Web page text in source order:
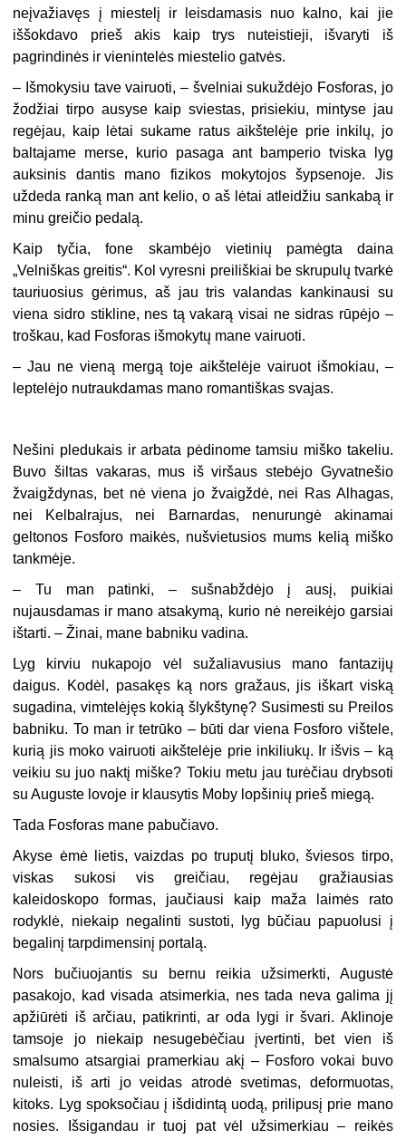
neįvažiavęs į miestelį ir leisdamasis nuo kalno, kai jie
iššokdavo prieš akis kaip trys nuteistieji, išvaryti iš
pagrindinės ir vienintelės miestelio gatvės.
– Išmokysiu tave vairuoti, – švelniai sukuždėjo Fosforas, jo
žodžiai tirpo ausyse kaip sviestas, prisiekiu, mintyse jau
regėjau, kaip lėtai sukame ratus aikštelėje prie inkilų, jo
baltajame merse, kurio pasaga ant bamperio tviska lyg
auksinis dantis mano fizikos mokytojos šypsenoje. Jis
uždeda ranką man ant kelio, o aš lėtai atleidžiu sankabą ir
minu greičio pedalą.
Kaip tyčia, fone skambėjo vietinių pamėgta daina
„Velniškas greitis“. Kol vyresni preiliškiai be skrupulų tvarkė
tauriuosius gėrimus, aš jau tris valandas kankinausi su
viena sidro stikline, nes tą vakarą visai ne sidras rūpėjo –
troškau, kad Fosforas išmokytų mane vairuoti.
–Jau ne vieną mergą toje aikštelėje vairuot išmokiau, –
leptelėjo nutraukdamas mano romantiškas svajas.
Nešini pledukais ir arbata pėdinome tamsiu miško takeliu.
Buvo šiltas vakaras, mus iš viršaus stebėjo Gyvatnešio
žvaigždynas, bet nė viena jo žvaigždė, nei Ras Alhagas,
nei Kelbalrajus, nei Barnardas, nenurungė akinamai
geltonos Fosforo maikės, nušvietusios mums kelią miško
tankmėje.
–Tu man patinki, – sušnabždėjo į ausį, puikiai
nujausdamas ir mano atsakymą, kurio nė nereikėjo garsiai
ištarti. – Žinai, mane babniku vadina.
Lyg kirviu nukapojo vėl sužaliavusius mano fantazijų
daigus. Kodėl, pasakęs ką nors gražaus, jis iškart viską
sugadina, vimtelėjęs kokią šlykštynę? Susimesti su Preilos
babniku. To man ir tetrūko – būti dar viena Fosforo vištele,
kurią jis moko vairuoti aikštelėje prie inkiliukų. Ir išvis – ką
veikiu su juo naktį miške? Tokiu metu jau turėčiau drybsoti
su Auguste lovoje ir klausytis Moby lopšinių prieš miegą.
Tada Fosforas mane pabučiavo.
Akyse ėmė lietis, vaizdas po truputį bluko, šviesos tirpo,
viskas sukosi vis greičiau, regėjau gražiausias
kaleidoskopo formas, jaučiausi kaip maža laimės rato
rodyklė, niekaip negalinti sustoti, lyg būčiau papuolusi į
begalinį tarpdimensinį portalą.
Nors bučiuojantis su bernu reikia užsimerkti, Augustė
pasakojo, kad visada atsimerkia, nes tada neva galima jį
apžiūrėti iš arčiau, patikrinti, ar oda lygi ir švari. Aklinoje
tamsoje jo niekaip nesugebėčiau įvertinti, bet vien iš
smalsumo atsargiai pramerkiau akį – Fosforo vokai buvo
nuleisti, iš arti jo veidas atrodė svetimas, deformuotas,
kitoks. Lyg spoksočiau į išdidintą uodą, prilipusį prie mano
nosies. Išsigandau ir tuoj pat vėl užsimerkiau – reikės